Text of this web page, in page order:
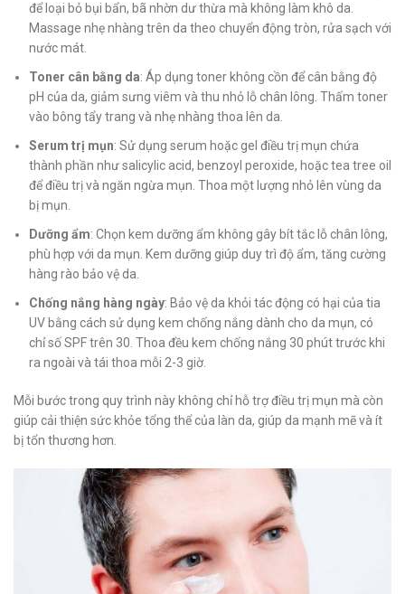
để loại bỏ bụi bẩn, bã nhờn dư thừa mà không làm khô da.
Massage nhẹ nhàng trên da theo chuyển động tròn, rửa sạch với
nước mát.
Toner cân bằng da: Áp dụng toner không cồn để cân bằng độ
pH của da, giảm sưng viêm và thu nhỏ lỗ chân lông. Thấm toner
vào bông tẩy trang và nhẹ nhàng thoa lên da.
Serum trị mụn: Sử dụng serum hoặc gel điều trị mụn chứa
thành phần như salicylic acid, benzoyl peroxide, hoặc tea tree oil
để điều trị và ngăn ngừa mụn. Thoa một lượng nhỏ lên vùng da
bị mụn.
Dưỡng ẩm: Chọn kem dưỡng ẩm không gây bít tắc lỗ chân lông,
phù hợp với da mụn. Kem dưỡng giúp duy trì độ ẩm, tăng cường
hàng rào bảo vệ da.
Chống nắng hàng ngày: Bảo vệ da khỏi tác động có hại của tia
UV bằng cách sử dụng kem chống nắng dành cho da mụn, có
chỉ số SPF trên 30. Thoa đều kem chống nắng 30 phút trước khi
ra ngoài và tái thoa mỗi 2-3 giờ.
Mỗi bước trong quy trình này không chỉ hỗ trợ điều trị mụn mà còn
giúp cải thiện sức khỏe tổng thể của làn da, giúp da mạnh mẽ và ít
bị tổn thương hơn.